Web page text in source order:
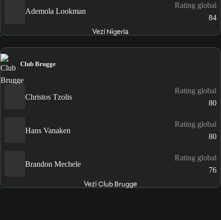
Ademola Lookman
Rating global
84
Vezi Nigeria
Club Brugge
Christos Tzolis
Rating global
80
Hans Vanaken
Rating global
80
Brandon Mechele
Rating global
76
Vezi Club Brugge